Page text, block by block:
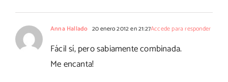
Anna Hallado 20 enero 2012 en 21:27Accede para responder
Fácil sí, pero sabiamente combinada.
Me encanta!